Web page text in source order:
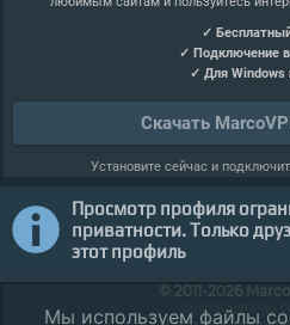
✓
✓ Подключение
✓ Для Windows
Скачать
Установите сейчас и
Просмотр профиля
приватности. Только
этот профиль
© 2011-2026
OpenStreetMap
Мы используем файлы